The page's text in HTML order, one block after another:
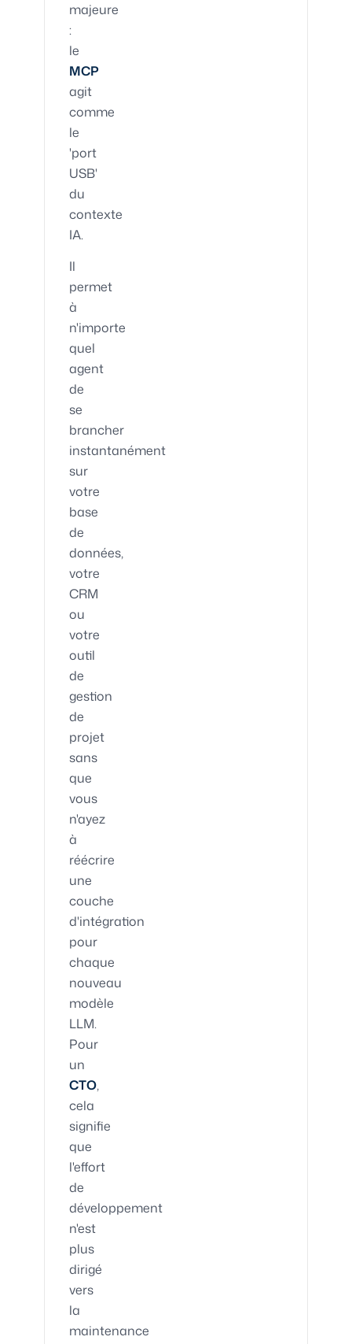
majeure
:
le
MCP
agit
comme
le
'port
USB'
du
contexte
IA.
Il
permet
à
n'importe
quel
agent
de
se
brancher
instantanément
sur
votre
base
de
données,
votre
CRM
ou
votre
outil
de
gestion
de
projet
sans
que
vous
n'ayez
à
réécrire
une
couche
d'intégration
pour
chaque
nouveau
modèle
LLM.
Pour
un
CTO,
cela
signifie
que
l'effort
de
développement
n'est
plus
dirigé
vers
la
maintenance